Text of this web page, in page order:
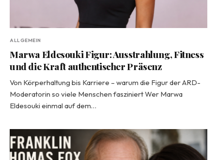
ALLGEMEIN
Marwa Eldesouki Figur: Ausstrahlung, Fitness
und die Kraft authentischer Präsenz
Von Körperhaltung bis Karriere – warum die Figur der ARD-
Moderatorin so viele Menschen fasziniert Wer Marwa
Eldesouki einmal auf dem…